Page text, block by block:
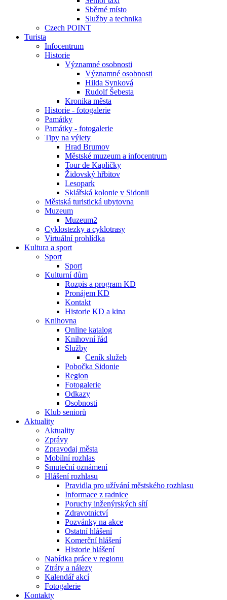
Sběrné místo
Služby a technika
Czech POINT
Turista
Infocentrum
Historie
Významné osobnosti
Významné osobnosti
Hilda Synková
Rudolf Šebesta
Kronika města
Historie - fotogalerie
Památky
Památky - fotogalerie
Tipy na výlety
Hrad Brumov
Městské muzeum a infocentrum
Tour de Kapličky
Židovský hřbitov
Lesopark
Sklářská kolonie v Sidonii
Městská turistická ubytovna
Muzeum
Muzeum2
Cyklostezky a cyklotrasy
Virtuální prohlídka
Kultura a sport
Sport
Sport
Kulturní dům
Rozpis a program KD
Pronájem KD
Kontakt
Historie KD a kina
Knihovna
Online katalog
Knihovní řád
Služby
Ceník služeb
Pobočka Sidonie
Region
Fotogalerie
Odkazy
Osobnosti
Klub seniorů
Aktuality
Aktuality
Zprávy
Zpravodaj města
Mobilní rozhlas
Smuteční oznámení
Hlášení rozhlasu
Pravidla pro užívání městského rozhlasu
Informace z radnice
Poruchy inženýrských sítí
Zdravotnictví
Pozvánky na akce
Ostatní hlášení
Komerční hlášení
Historie hlášení
Nabídka práce v regionu
Ztráty a nálezy
Kalendář akcí
Fotogalerie
Kontakty